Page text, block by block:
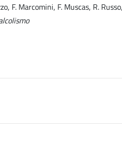
F. Marcomini, F. Muscas, R.